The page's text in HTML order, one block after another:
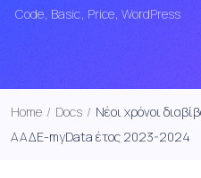
Code Basic Price WordPress
Home / Docs / Νέοι χρόνοι
ΑΑΔΕ-myData έτος 2023-2024